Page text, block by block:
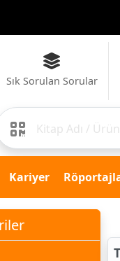
Sık Sorulan Sorular
Kariyer